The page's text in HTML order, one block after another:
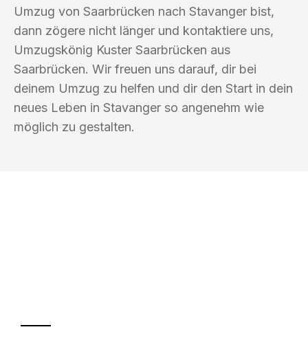
Umzug von Saarbrücken nach Stavanger bist,
dann zögere nicht länger und kontaktiere uns,
Umzugskönig Kuster Saarbrücken aus
Saarbrücken. Wir freuen uns darauf, dir bei
deinem Umzug zu helfen und dir den Start in dein
neues Leben in Stavanger so angenehm wie
möglich zu gestalten.